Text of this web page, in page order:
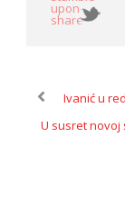
Ivanić u
U susret novoj